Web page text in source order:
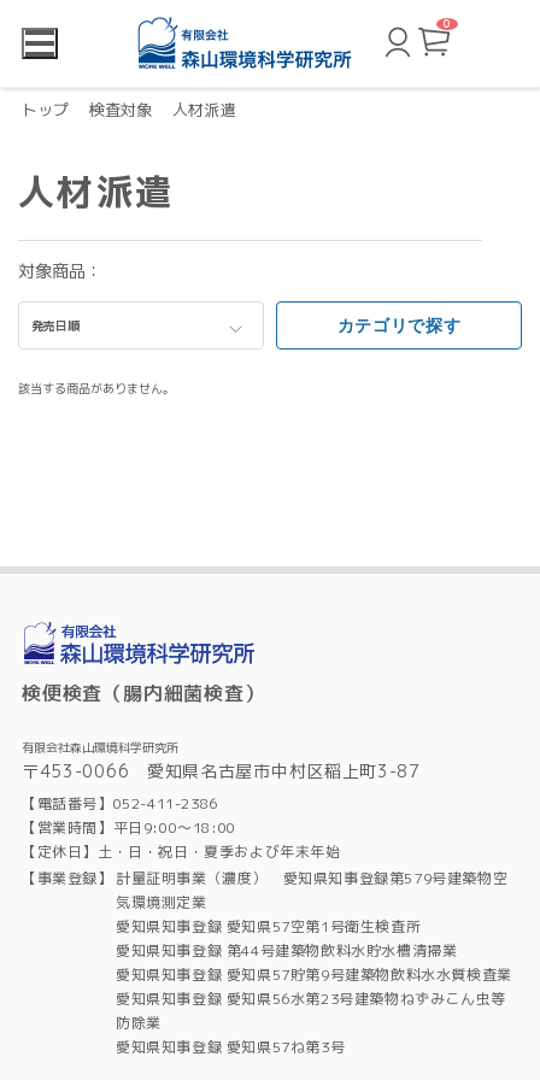
カ
ペ
0
トップ 検査対象 人材派遣
人材派遣
対象商品：
発売日順 カテゴリで探す
該当する商品がありません。
検便検査（腸内細菌検査）
有限会社森山環境科学研究所
〒453-0066 愛知県名古屋市中村区稲上町3-87
【電話番号】052-411-2386
【営業時間】平日9:00～18:00
【定休日】土・日・祝日・夏季および年末年始
【事業登録】
計量証明事業（濃度） 愛知県知事登録第579号建築物空
気環境測定業
愛知県知事登録 愛知県57空第1号衛生検査所
愛知県知事登録 第44号建築物飲料水貯水槽清掃業
愛知県知事登録 愛知県57貯第9号建築物飲料水水質検査業
愛知県知事登録 愛知県56水第23号建築物ねずみこん虫等
防除業
愛知県知事登録 愛知県57ね第3号